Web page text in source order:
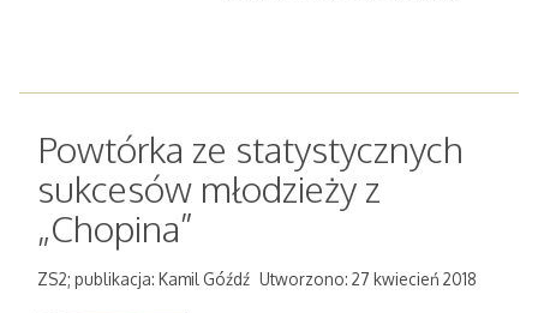
Powtórka ze statystycznych
sukcesów młodzieży z
„Chopina”
ZS2; publikacja: Kamil Góźdź Utworzono: 27 kwiecień 2018